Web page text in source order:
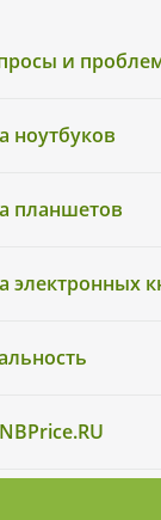
и
ноутбуков
планшетов
электронных